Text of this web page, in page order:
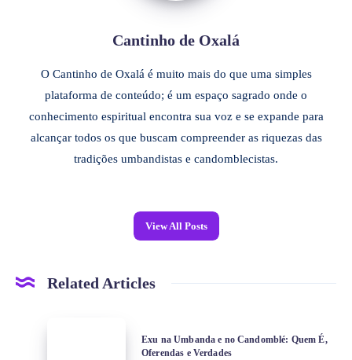
Cantinho de Oxalá
O Cantinho de Oxalá é muito mais do que uma simples
plataforma de conteúdo; é um espaço sagrado onde o
conhecimento espiritual encontra sua voz e se expande para
alcançar todos os que buscam compreender as riquezas das
tradições umbandistas e candomblecistas.
View All Posts
Related Articles
Exu na Umbanda e no Candomblé: Quem É,
Oferendas e Verdades